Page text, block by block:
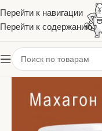
Перейти к навигации
Перейти к содержанию